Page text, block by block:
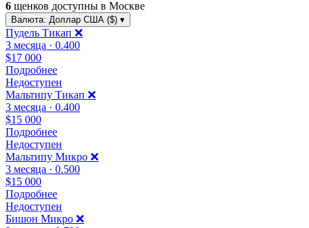
6 щенков доступны в Москве
Валюта: Доллар США ($) ▾
Пудель Тикап ❌
3 месяца · 0.400
$17 000
Подробнее
Недоступен
Мальтипу Тикап ❌
3 месяца · 0.400
$15 000
Подробнее
Недоступен
Мальтипу Микро ❌
3 месяца · 0.500
$15 000
Подробнее
Недоступен
Бишон Микро ❌